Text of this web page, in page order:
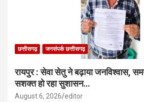
छत्तीसगढ़ जनसंपर्क छत्तीसगढ़
रायपुर : सेवा सेतु ने बढ़ाया जनविश्वास,
सशक्त हो रहा सुशासन…
August 6, 2026 editor